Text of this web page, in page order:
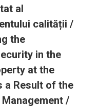
al
calității /
the
in the
at the
a Result of the
/